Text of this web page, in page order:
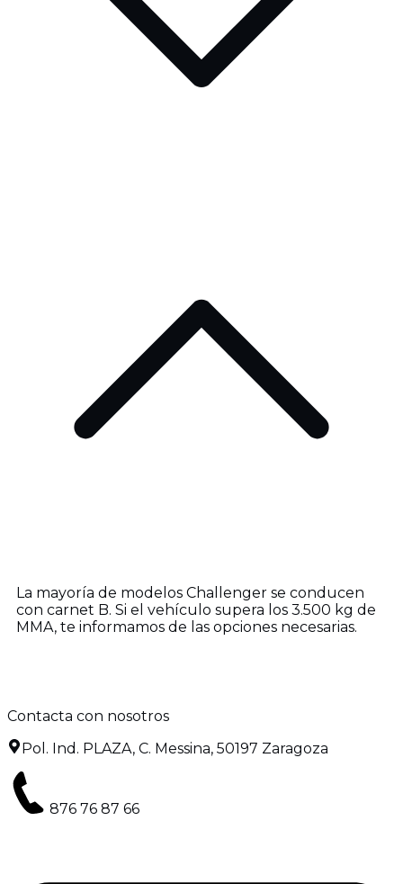
La mayoría de modelos Challenger se conducen
con carnet B. Si el vehículo supera los 3.500 kg de
MMA, te informamos de las opciones necesarias.
Contacta con nosotros
Pol. Ind. PLAZA, C. Messina, 50197 Zaragoza
876 76 87 66